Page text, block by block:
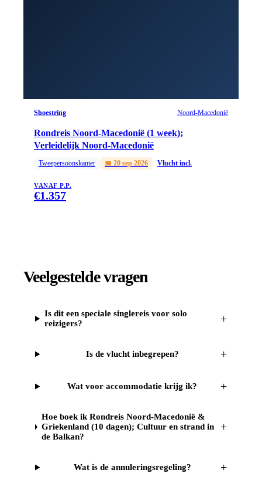
Shoestring Noord-Macedonië
Rondreis Noord-Macedonië (1 week);
Verleidelijk Noord-Macedonië
Tweepersoonskamer 📅 20 sep 2026 Vlucht incl.
VANAF P.P.
€1.357
Veelgestelde vragen
Is dit een speciale singlereis voor solo
reizigers?
+
Is de vlucht inbegrepen? +
Wat voor accommodatie krijg ik? +
Hoe boek ik Rondreis Noord-Macedonië &
Griekenland (10 dagen); Cultuur en strand in
de Balkan?
+
Wat is de annuleringsregeling? +